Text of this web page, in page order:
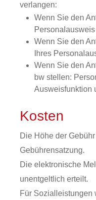
verlangen:
Wenn Sie den
Wenn Sie den
Ihres
Wenn Sie den
bw stellen:
Ausweisfunktion
Kosten
Die Höhe der
Gebührensatzung.
Die elektronische
unentgeltlich erteilt.
Für Sozialleistungen